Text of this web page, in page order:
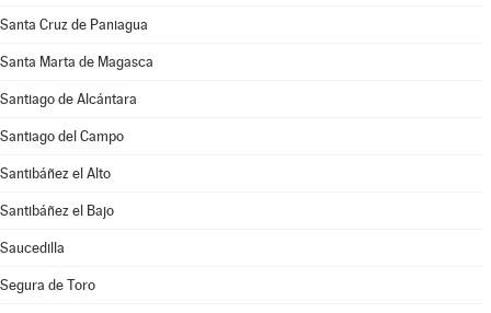
Santa Cruz de Paniagua
Santa Marta de Magasca
Santiago de Alcántara
Santiago del Campo
Santibáñez el Alto
Santibáñez el Bajo
Saucedilla
Segura de Toro